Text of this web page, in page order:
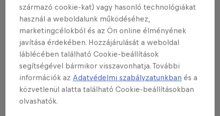
Red Bull Ládaderbi - Budapest
20 Szeptember 2026
származó cookie-kat) vagy hasonló technológiákat
használ a weboldalunk működéséhez,
marketingcélokból és az Ön online élményének
javítása érdekében. Hozzájárulását a weboldal
láblécében található Cookie-beállítások
segítségével bármikor visszavonhatja. További
információk az Adatvédelmi szabályzatunkban és a
közvetlenül alatta található Cookie-beállításokban
olvashatók.